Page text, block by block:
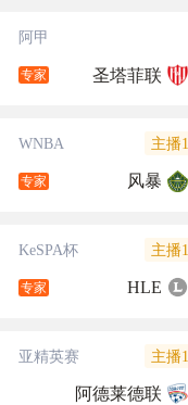
阿甲
专家 圣塔菲联
WNBA 主播1
专家 风暴
KeSPA杯 主播1
专家 HLE
亚精英赛 主播1
阿德莱德联